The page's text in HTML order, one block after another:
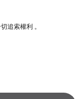
追索權利 。